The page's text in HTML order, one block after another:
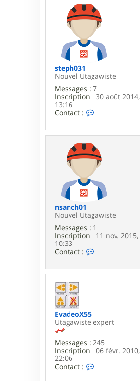
steph031
Nouvel Utagawiste
Messages : 7
Inscription : 30 août 2014,
13:16
Contact :
n
t
c
t
e
s
t
e
h
3
1
nsanch01
Nouvel Utagawiste
Messages : 1
Inscription : 11 nov. 2015,
10:33
Contact :
t
n
n
c
EvadeoX55
Utagawiste expert
Messages : 245
Inscription : 06 févr. 2010,
22:06
Contact :